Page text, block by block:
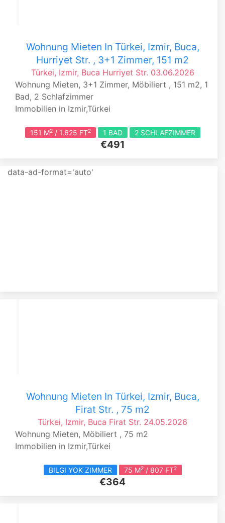
Wohnung Mieten In Türkei, Izmir, Buca,
Hurriyet Str. , 3+1 Zimmer, 151 m2
Türkei, Izmir, Buca Hurriyet Str. 03.06.2026
Wohnung Mieten, 3+1 Zimmer, Möbiliert , 151 m2, 1
Bad, 2 Schlafzimmer
Immobilien in Izmir,Türkei
151 M2/ 1.625 FT2 1 BAD 2 SCHLAFZIMMER
€491
data-ad-format='auto'
Wohnung Mieten In Türkei, Izmir, Buca,
Firat Str. , 75 m2
Türkei, Izmir, Buca Firat Str. 24.05.2026
Wohnung Mieten, Möbiliert , 75 m2
Immobilien in Izmir,Türkei
BILGI YOK ZIMMER 75 M2/ 807 FT2
€364